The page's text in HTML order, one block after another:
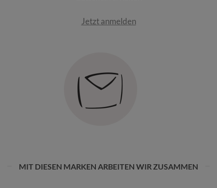
Jetzt anmelden
MIT DIESEN MARKEN ARBEITEN WIR ZUSAMMEN